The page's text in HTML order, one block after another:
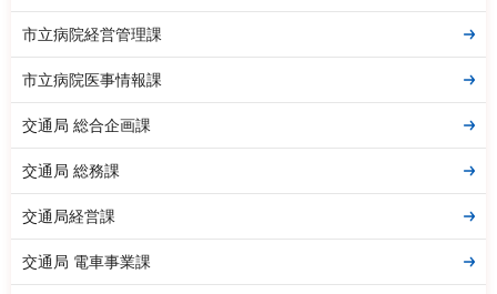
市立病院経営管理課
市立病院医事情報課
交通局 総合企画課
交通局 総務課
交通局経営課
交通局 電車事業課